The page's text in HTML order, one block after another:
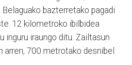
bazterretako pagadi
12 kilometroko ibilbidea
inguru iraungo ditu. Zailtasun
arren, 700 metrotako desnibel